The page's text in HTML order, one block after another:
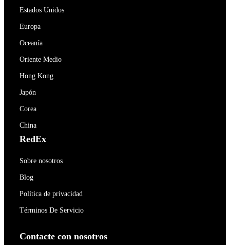
Estados Unidos
Europa
Oceanía
Oriente Medio
Hong Kong
Japón
Corea
China
RedEx
Sobre nosotros
Blog
Política de privacidad
Términos De Servicio
Contacte con nosotros